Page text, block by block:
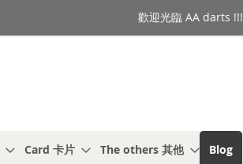
歡迎光臨 AA darts !!!
Card 卡片 The others 其他 Blog